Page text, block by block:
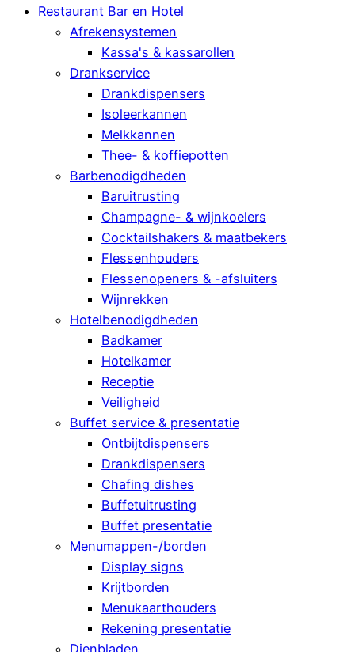
Restaurant Bar en Hotel
Afrekensystemen
Kassa's & kassarollen
Drankservice
Drankdispensers
Isoleerkannen
Melkkannen
Thee- & koffiepotten
Barbenodigdheden
Baruitrusting
Champagne- & wijnkoelers
Cocktailshakers & maatbekers
Flessenhouders
Flessenopeners & -afsluiters
Wijnrekken
Hotelbenodigdheden
Badkamer
Hotelkamer
Receptie
Veiligheid
Buffet service & presentatie
Ontbijtdispensers
Drankdispensers
Chafing dishes
Buffetuitrusting
Buffet presentatie
Menumappen-/borden
Display signs
Krijtborden
Menukaarthouders
Rekening presentatie